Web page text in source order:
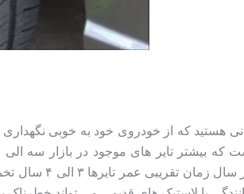
که بیشتر تایر های موجود در بازار سه
میانگین ۲۵